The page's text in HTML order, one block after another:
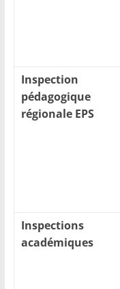
Inspection
pédagogique
régionale EPS
Inspections
académiques